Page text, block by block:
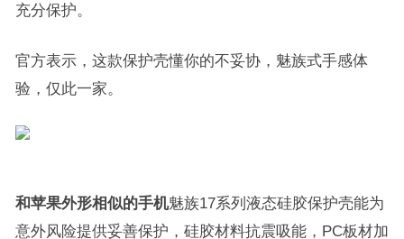
充分保护。
官方表示，这款保护壳懂你的不妥协，魅族式手感体
验，仅此一家。
和苹果外形相似的手机魅族17系列液态硅胶保护壳能为
意外风险提供妥善保护，硅胶材料抗震吸能，PC板材加